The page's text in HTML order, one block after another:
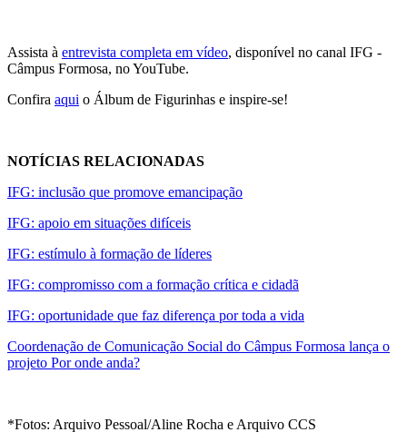
Assista à entrevista completa em vídeo, disponível no canal IFG -
Câmpus Formosa, no YouTube.
Confira aqui o Álbum de Figurinhas e inspire-se!
NOTÍCIAS RELACIONADAS
IFG: inclusão que promove emancipação
IFG: apoio em situações difíceis
IFG: estímulo à formação de líderes
IFG: compromisso com a formação crítica e cidadã
IFG: oportunidade que faz diferença por toda a vida
Coordenação de Comunicação Social do Câmpus Formosa lança o
projeto Por onde anda?
*Fotos: Arquivo Pessoal/Aline Rocha e Arquivo CCS